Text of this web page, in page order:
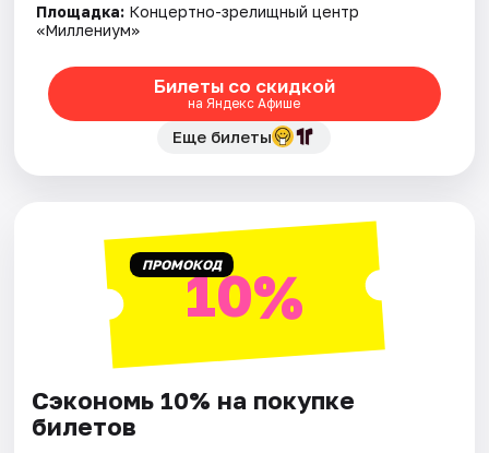
Площадка: Концертно-зрелищный центр
«Миллениум»
Билеты со скидкой
на Яндекс Афише
Еще билеты
ПРОМОКОД10%
Сэкономь 10% на покупке
билетов